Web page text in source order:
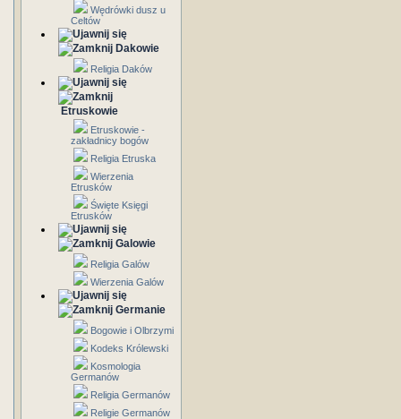
Wędrówki dusz u
Celtów
Dakowie
Religia Daków
Etruskowie
Etruskowie -
zakładnicy bogów
Religia Etruska
Wierzenia
Etrusków
Święte Księgi
Etrusków
Galowie
Religia Galów
Wierzenia Galów
Germanie
Bogowie i Olbrzymi
Kodeks Królewski
Kosmologia
Germanów
Religia Germanów
Religie Germanów